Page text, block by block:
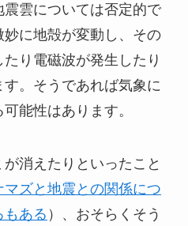
震雲については否定的で
に地殻が変動し、その
り電磁波が発生したり
。そうであれば気象に
能性はあります。
消えたりといったこと
マズと地震との関係につ
もある ）、おそらくそう